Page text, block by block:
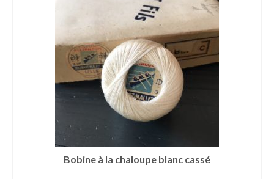
Bobine à la chaloupe blanc cassé